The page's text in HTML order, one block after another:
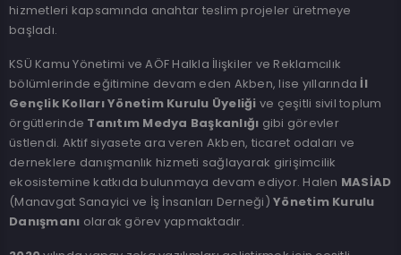
hizmetleri kapsamında anahtar teslim projeler üretmeye
başladı.
KSÜ Kamu Yönetimi ve AÖF Halkla İlişkiler ve Reklamcılık
bölümlerinde eğitimine devam eden Akben, lise yıllarında İl
Gençlik Kolları Yönetim Kurulu Üyeliği ve çeşitli sivil toplum
örgütlerinde Tanıtım Medya Başkanlığı gibi görevler
üstlendi. Aktif siyasete ara veren Akben, ticaret odaları ve
derneklere danışmanlık hizmeti sağlayarak girişimcilik
ekosistemine katkıda bulunmaya devam ediyor. Halen MASİAD
(Manavgat Sanayici ve İş İnsanları Derneği) Yönetim Kurulu
Danışmanı olarak görev yapmaktadır.